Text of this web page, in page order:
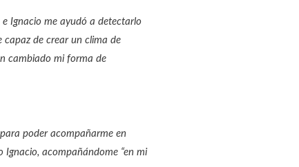
Ignacio me ayudó a detectarlo
capaz de crear un clima de
cambiado mi forma de
poder acompañarme en
Ignacio, acompañándome “en mi